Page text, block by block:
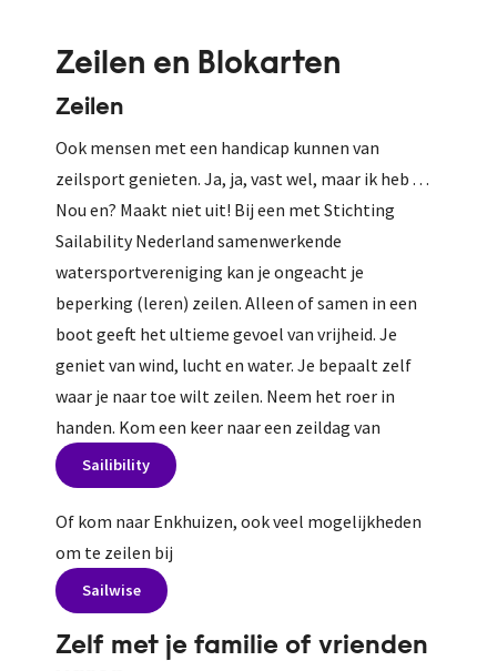
Zeilen en Blokarten
Zeilen
Ook mensen met een handicap kunnen van
zeilsport genieten. Ja, ja, vast wel, maar ik heb . . .
Nou en? Maakt niet uit! Bij een met Stichting
Sailability Nederland samenwerkende
watersportvereniging kan je ongeacht je
beperking (leren) zeilen. Alleen of samen in een
boot geeft het ultieme gevoel van vrijheid. Je
geniet van wind, lucht en water. Je bepaalt zelf
waar je naar toe wilt zeilen. Neem het roer in
handen. Kom een keer naar een zeildag van
Sailibility
Of kom naar Enkhuizen, ook veel mogelijkheden
om te zeilen bij
Sailwise
Zelf met je familie of vrienden